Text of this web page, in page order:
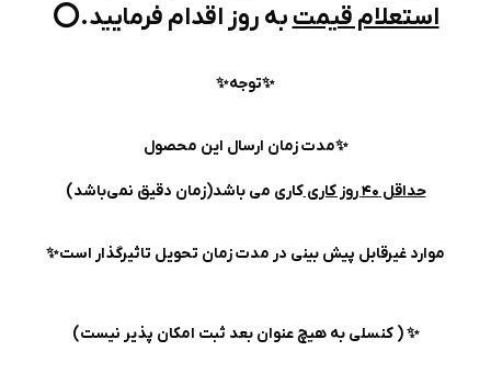
استعلام قیمتبه روز اقدام فرمایید.⭕️
✨️توجه✨
✨مدت زمان ارسال این محصول
حداقل ۴۰ روز کاری کاری می باشد(زمان دقیق نمی‌باشد)
موارد غیرقابل پیش بینی در مدت زمان تحویل تاثیرگذار است✨
✨ ( کنسلی به هیچ عنوان بعد ثبت امکان پذیر نیست)